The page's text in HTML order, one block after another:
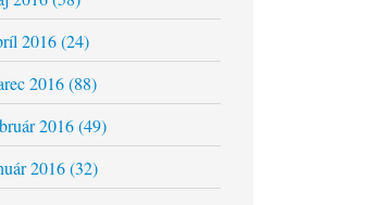
2016 (24)
2016 (88)
2016 (49)
2016 (32)